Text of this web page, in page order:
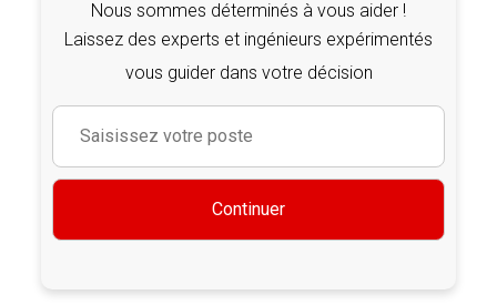
Nous sommes déterminés à vous aider !
Laissez des experts et ingénieurs expérimentés
vous guider dans votre décision
Continuer